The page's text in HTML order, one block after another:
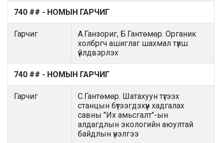
740 ## - НОМЫН ГАРЧИГ
Гарчиг
А.Ганзориг, Б.Гантөмөр. Органик
холбргч ашиглаг шахмал түлш
үйлдвэрлэх
740 ## - НОМЫН ГАРЧИГ
Гарчиг
С.Гантөмөр. Шатахуун түгээх
станцын бүтээгдэхүүн хадгалах
савны "Их амьсгалт"-ын
алдагдлын экологийн аюултай
байдлын үнэлгээ